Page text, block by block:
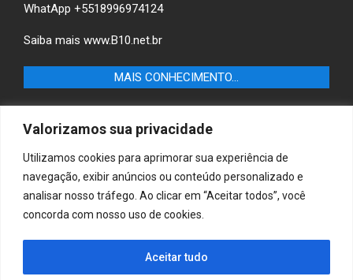
Valorizamos sua privacidade
Utilizamos cookies para aprimorar sua experiência de
navegação, exibir anúncios ou conteúdo personalizado e
analisar nosso tráfego. Ao clicar em “Aceitar todos”, você
concorda com nosso uso de cookies.
Aceitar tudo
WhatApp +5518996974124
Saiba mais www.B10.net.br
MAIS CONHECIMENTO…
Castilho-SP e descubra as melhores empresas e serviços
locais.
B10 Brasil – Informação e Poder
MAIS CONHECIMENTO…
Casa & Jardim – Descubra as melhores dicas e